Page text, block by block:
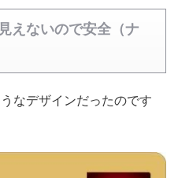
えないので安全（ナ
なデザインだったのです